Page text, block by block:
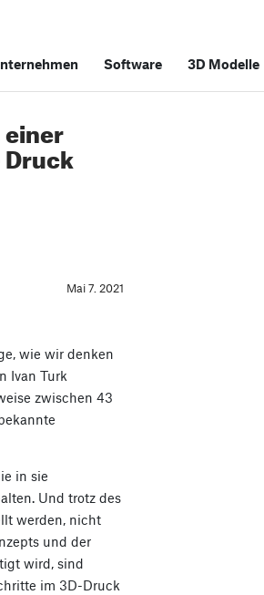
Software 3D Modelle
Druck
Mai 7. 2021
wie wir denken
Ivan Turk
zwischen 43
in sie
Und trotz des
werden, nicht
und der
wird, sind
im 3D-Druck